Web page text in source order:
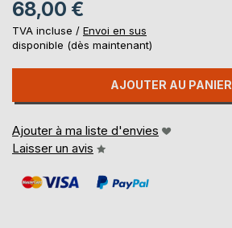
68,00 €
TVA incluse / Envoi en sus
disponible (dès maintenant)
AJOUTER AU PANIER
Ajouter à ma liste d'envies
Laisser un avis